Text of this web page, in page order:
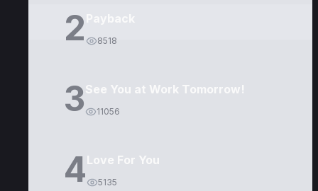
2 8518
3See You at Work Tomorrow!
11056
4Love For You
5135